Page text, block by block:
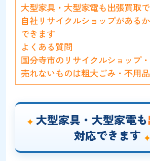
大型家具・大型家電も出張買取
自社リサイクルショップがある
できます
よくある質問
国分寺市のリサイクルショップ
売れないものは粗大ごみ・不用
大型家具・大型家電も
対応できます